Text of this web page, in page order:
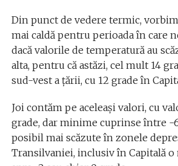
Din punct de vedere termic,
mai caldă pentru perioada în care
dacă valorile de temperatură au
alta, pentru că astăzi, cel mult 14
sud-vest a țării, cu 12 grade în
Joi contăm pe aceleași valori, cu
grade, dar minime cuprinse între -
posibil mai scăzute în zonele
Transilvaniei, inclusiv în Capitală